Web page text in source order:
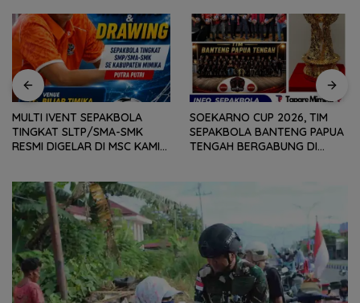
MULTI IVENT SEPAKBOLA
TINGKAT SLTP/SMA-SMK
RESMI DIGELAR DI MSC KAMIS
UNTUK MENGEMBANGKAN
BAKAT
SOEKARNO CUP 2026, TIM
SEPAKBOLA BANTENG PAPUA
TENGAH BERGABUNG DI
KALIMANTAN TIMUR DAN DIY
YOGYAKARTA